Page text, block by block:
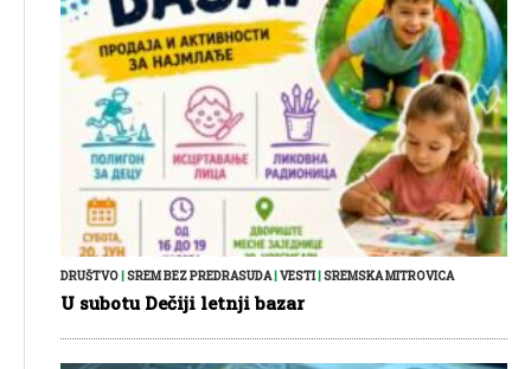
DRUŠTVO SREM BEZ PREDRASUDA| VESTI| SREMSKA MITROVICA
U subotu Dečiji letnji bazar